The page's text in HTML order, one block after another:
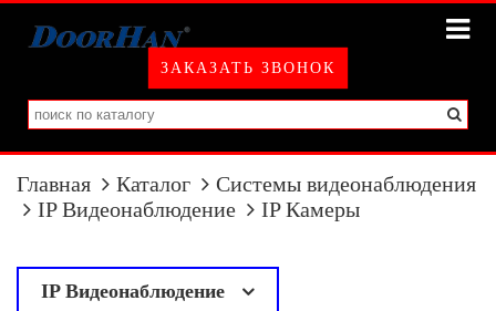
ЗАКАЗАТЬ ЗВОНОК
Главная Каталог
Системы видеонаблюдения
IP Видеонаблюдение
IP Камеры
IP Видеонаблюдение